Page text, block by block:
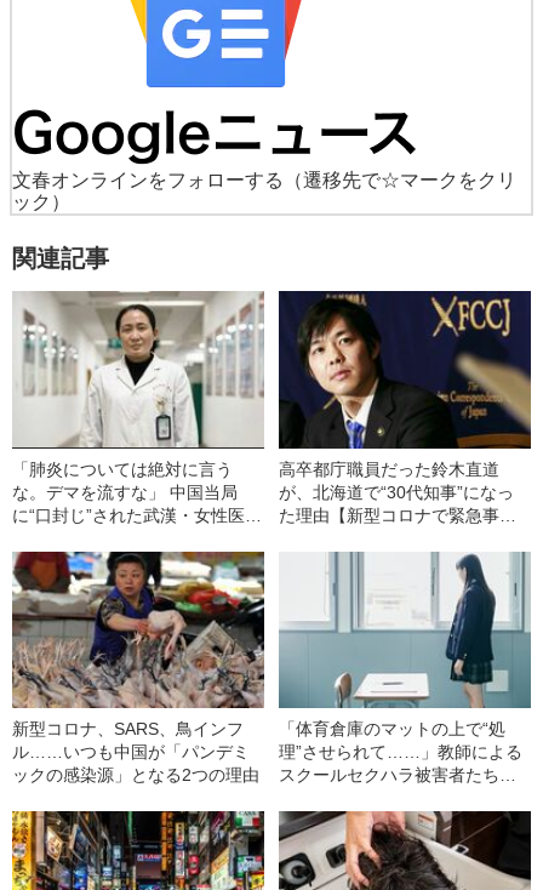
文春オンラインをフォローする
（遷移先で☆マークをクリ
ック）
関連記事
「肺炎については絶対に言う
な。デマを流すな」 中国当局
に“口封じ”された武漢・女性医師
高卒都庁職員だった鈴木直道
が、北海道で“30代知事”になっ
た理由【新型コロナで緊急事態
新型コロナ、SARS、鳥インフ
ル……いつも中国が「パンデミ
ックの感染源」となる2つの理由
「体育倉庫のマットの上で“処
理”させられて……」教師による
スクールセクハラ被害者たちが